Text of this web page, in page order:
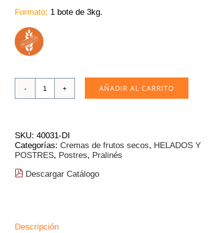
Formato: 1 bote de 3kg.
Crema
Avellana
Artesana
3
(10.12€/Kg).
cantidad
AÑADIR AL CARRITO
SKU: 40031-DI
Categorías: Cremas de frutos secos, HELADOS Y
POSTRES, Postres, Pralinés
Descargar Catálogo
Descripción